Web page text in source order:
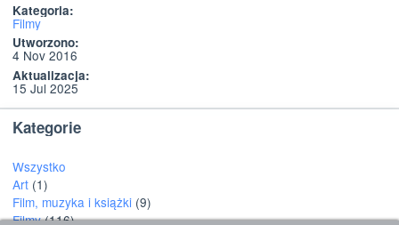
Kategoria:
Filmy
Utworzono:
4 Nov 2016
Aktualizacja:
15 Jul 2025
Kategorie
Wszystko
Art(1)
Film, muzyka i książki(9)
Filmy(116)